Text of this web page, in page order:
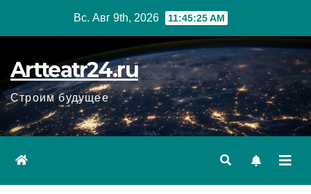
Вс. Авг 9th, 2026 11:45:27 AM
Artteatr24.ru
Строим будущее